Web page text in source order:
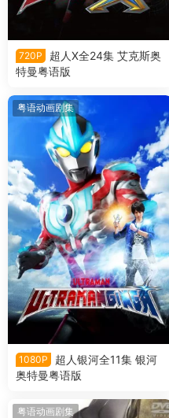
720P
超人X全24集 艾克斯奥
特曼粤语版
粤语动画剧集
1080P
超人银河全11集 银河
奥特曼粤语版
粤语动画剧集